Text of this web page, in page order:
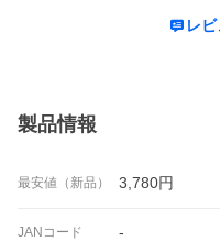
レ
製品情報
最安値（新品） 3,780円
JANコード -